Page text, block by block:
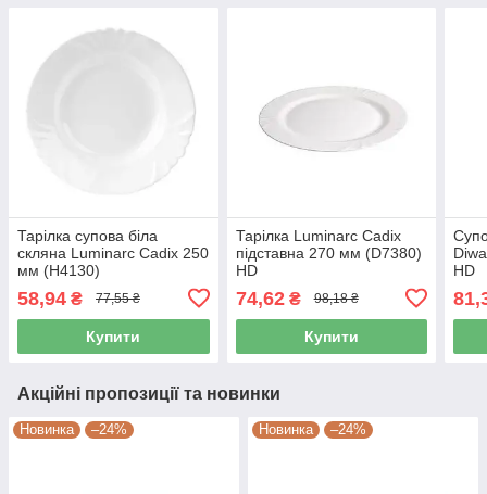
Тарілка супова біла
скляна Luminarc Cadix 250
мм (H4130)
58,94 ₴ 77,55 ₴
Купити
Тарілка Luminarc Cadix
підставна 270 мм (D7380)
HD
74,62₴ 98,18 ₴
Купити
HD
Акційні пропозиції та новинки
Новинка –24% Новинка –24%